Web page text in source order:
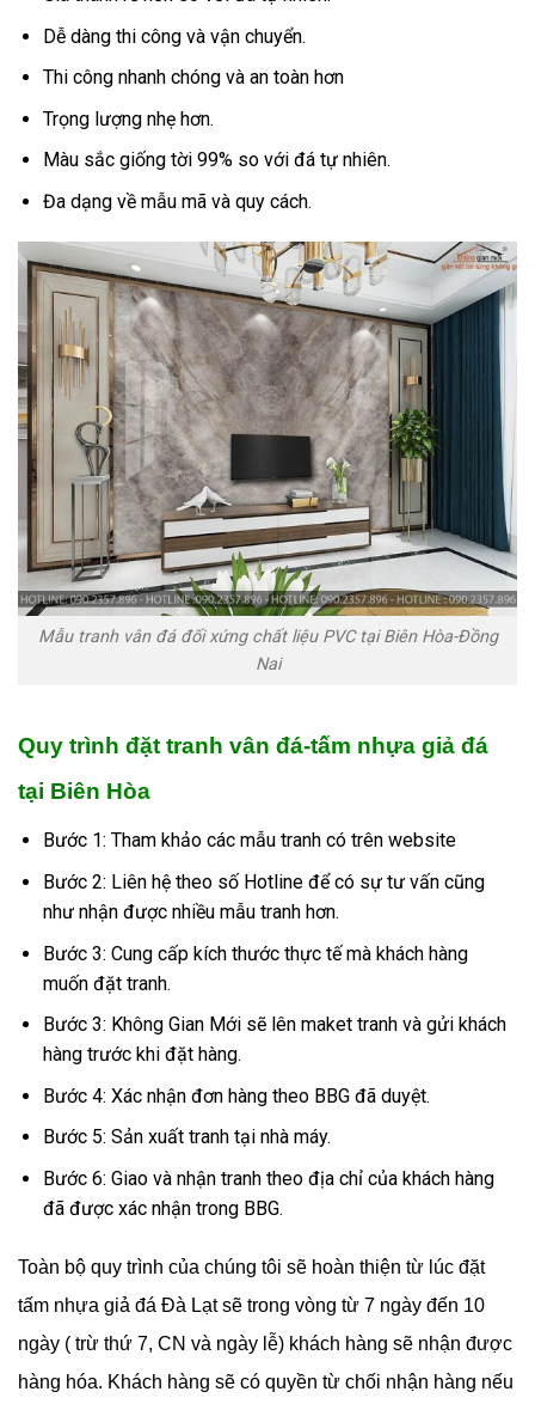
Dễ dàng thi công và vận chuyển.
Thi công nhanh chóng và an toàn hơn
Trọng lượng nhẹ hơn.
Màu sắc giống tời 99% so với đá tự nhiên.
Đa dạng về mẫu mã và quy cách.
Mẫu tranh vân đá đối xứng chất liệu PVC tại Biên Hòa-Đồng
Nai
Quy trình đặt tranh vân đá-tấm nhựa giả đá
tại Biên Hòa
Bước 1: Tham khảo các mẫu tranh có trên website
Bước 2: Liên hệ theo số Hotline để có sự tư vấn cũng
như nhận được nhiều mẫu tranh hơn.
Bước 3: Cung cấp kích thước thực tế mà khách hàng
muốn đặt tranh.
Bước 3: Không Gian Mới sẽ lên maket tranh và gửi khách
hàng trước khi đặt hàng.
Bước 4: Xác nhận đơn hàng theo BBG đã duyệt.
Bước 5: Sản xuất tranh tại nhà máy.
Bước 6: Giao và nhận tranh theo địa chỉ của khách hàng
đã được xác nhận trong BBG.
Toàn bộ quy trình của chúng tôi sẽ hoàn thiện từ lúc đặt
tấm nhựa giả đá Đà Lạt sẽ trong vòng từ 7 ngày đến 10
ngày ( trừ thứ 7, CN và ngày lễ) khách hàng sẽ nhận được
hàng hóa. Khách hàng sẽ có quyền từ chối nhận hàng nếu